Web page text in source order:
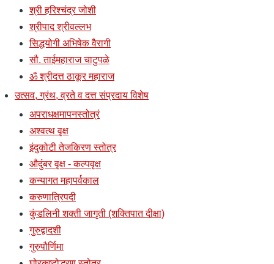
श्री हरिश्चंद्र जोशी
श्रीपाद श्रीवल्लभ
सिद्धयोगी अभिषेक वैरागी
सौ. ताईमहाराज चाटुपळे
ॐ श्रीदत्त ठाकूर महाराज
उत्सव, ग्रंथ, व्रते व दत्त संप्रदाय विशेष
अपराधक्षमापनस्तोत्रं
अश्वत्थ वृक्ष
इंदुकोटी तेजकिरण स्तोत्र
औदुंबर वृक्ष - कल्पवृक्ष
कन्यागत महापर्वकाल
करुणात्रिपदी
कुंडलिनी शक्ती जागृती (शक्तिपात दीक्षा)
गुरुद्वादशी
गुरुपौर्णिमा